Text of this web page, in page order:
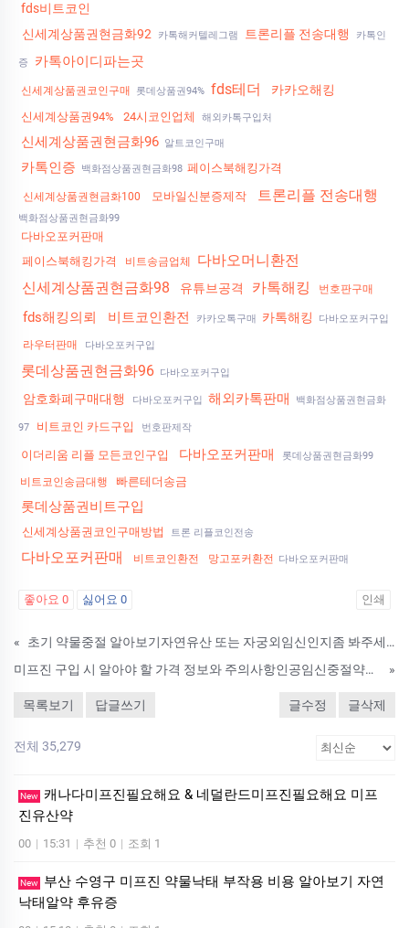
fds비트코인
신세계상품권현금화92
카톡해커텔레그램 트론리플 전송대행 카톡인
증 카톡아이디파는곳
신세계상품권코인구매 롯데상품권94% fds테더 카카오해킹
신세계상품권94% 24시코인업체 해외카톡구입처
신세계상품권현금화96 알트코인구매
카톡인증 백화점상품권현금화98 페이스북해킹가격
신세계상품권현금화100 모바일신분증제작 트론리플 전송대행
백화점상품권현금화99
다바오포커판매
페이스북해킹가격
비트송금업체
다바오머니환전
신세계상품권현금화98
유튜브공격 카톡해킹 번호판구매
fds해킹의뢰 비트코인환전 카카오톡구매 카톡해킹 다바오포커구입
라우터판매 다바오포커구입
롯데상품권현금화96 다바오포커구입
암호화폐구매대행 다바오포커구입 해외카톡판매 백화점상품권현금화
97 비트코인 카드구입 번호판제작
이더리움 리플 모든코인구입 다바오포커판매 롯데상품권현금화99
비트코인송금대행 빠른테더송금
롯데상품권비트구입
신세계상품권코인구매방법 트론 리플코인전송
다바오포커판매 비트코인환전 망고포커환전 다바오포커판매
좋아요 0 싫어요 0 인쇄
«
초기 약물중절 알아보기자연유산 또는 자궁외임신인지좀 봐주세요임신중절약성분 복용후주의사항 원치않은임신 유산비용
미프진 구입 시 알아야 할 가격 정보와 주의사항인공임신중절약복용후기
»
목록보기 답글쓰기 글수정 글삭제
전체 35,279
New 캐나다미프진필요해요 & 네덜란드미프진필요해요 미­프
진유산약
00 | 15:31 | 추천 0 | 조회 1
New
부산 수영구 미프진 약물낙태 부작용 비용 알아보기 자연
낙­태알약 후유증